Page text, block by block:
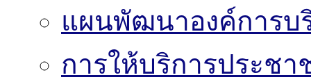
แผนพัฒนาองค์การบ
การให้บริการประชา